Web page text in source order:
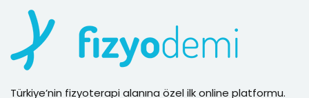
Türkiye’nin fizyoterapi alanına özel ilk online platformu.